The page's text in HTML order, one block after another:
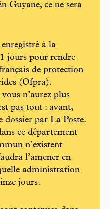
Guyane, ce ne sera
à la
jours pour rendre
de protection
(Ofpra).
n’aurez plus
pas tout : avant,
dossier par La Poste.
ce département
n’existent
l’amener en
administration
jours.